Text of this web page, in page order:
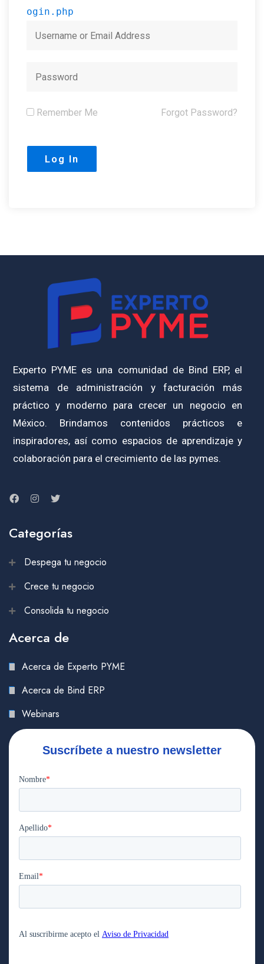
ogin.php
Remember Me Forgot Password?
Experto PYME es una comunidad de Bind ERP, el
sistema de administración y facturación más
práctico y moderno para crecer un negocio en
México. Brindamos contenidos prácticos e
inspiradores, así como espacios de aprendizaje y
colaboración para el crecimiento de las pymes.
Categorías
Despega tu negocio
Crece tu negocio
Consolida tu negocio
Acerca de
Acerca de Experto PYME
Acerca de Bind ERP
Webinars
Suscríbete a nuestro newsletter